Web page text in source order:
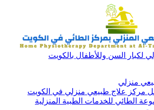
لكبار السن وللأطفال بالكويت
منزلي
مركز علاج طبيعي منزلي في الكويت
الطائي للخدمات الطبية المنزلية